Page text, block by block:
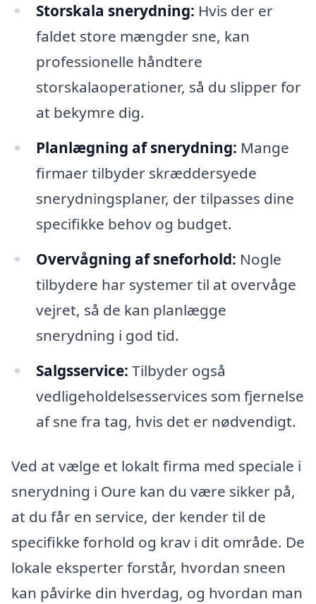
Storskala snerydning: Hvis der er
faldet store mængder sne, kan
professionelle håndtere
storskalaoperationer, så du slipper for
at bekymre dig.
Planlægning af snerydning: Mange
firmaer tilbyder skræddersyede
snerydningsplaner, der tilpasses dine
specifikke behov og budget.
Overvågning af sneforhold: Nogle
tilbydere har systemer til at overvåge
vejret, så de kan planlægge
snerydning i god tid.
Salgsservice: Tilbyder også
vedligeholdelsesservices som fjernelse
af sne fra tag, hvis det er nødvendigt.
Ved at vælge et lokalt firma med speciale i
snerydning i Oure kan du være sikker på,
at du får en service, der kender til de
specifikke forhold og krav i dit område. De
lokale eksperter forstår, hvordan sneen
kan påvirke din hverdag, og hvordan man